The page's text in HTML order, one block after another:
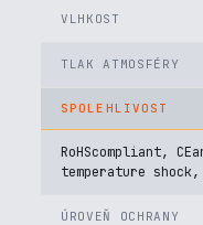
VLHKOST
TLAK ATMOSFÉRY
SPOLEHLIVOST
RoHScompliant,
temperature
ÚROVEŇ OCHRANY